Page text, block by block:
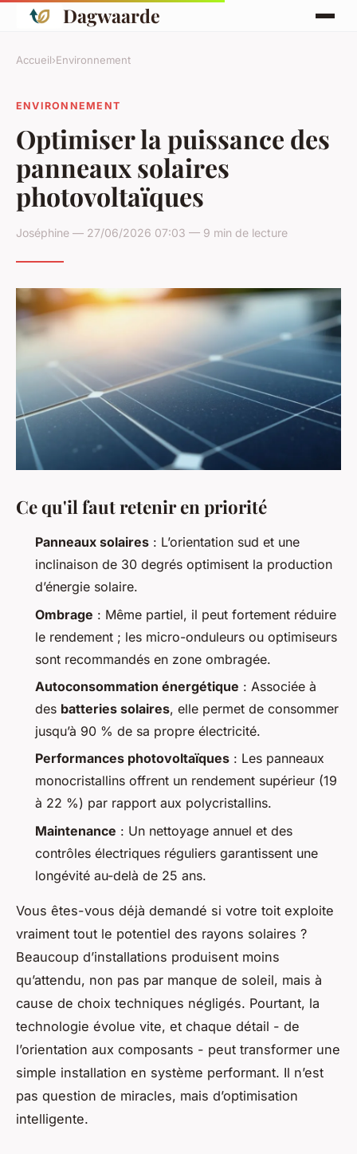
Dagwaarde
Accueil›Environnement
ENVIRONNEMENT
Optimiser la puissance des
panneaux solaires
photovoltaïques
Joséphine — 27/06/2026 07:03 — 9 min de lecture
Ce qu'il faut retenir en priorité
Panneaux solaires : L’orientation sud et une
inclinaison de 30 degrés optimisent la production
d’énergie solaire.
Ombrage : Même partiel, il peut fortement réduire
le rendement ; les micro-onduleurs ou optimiseurs
sont recommandés en zone ombragée.
Autoconsommation énergétique : Associée à
des batteries solaires, elle permet de consommer
jusqu’à 90 % de sa propre électricité.
Performances photovoltaïques : Les panneaux
monocristallins offrent un rendement supérieur (19
à 22 %) par rapport aux polycristallins.
Maintenance : Un nettoyage annuel et des
contrôles électriques réguliers garantissent une
longévité au-delà de 25 ans.
Vous êtes-vous déjà demandé si votre toit exploite
vraiment tout le potentiel des rayons solaires ?
Beaucoup d’installations produisent moins
qu’attendu, non pas par manque de soleil, mais à
cause de choix techniques négligés. Pourtant, la
technologie évolue vite, et chaque détail - de
l’orientation aux composants - peut transformer une
simple installation en système performant. Il n’est
pas question de miracles, mais d’optimisation
intelligente.